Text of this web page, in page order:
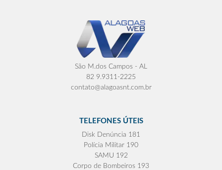
São M.dos Campos - AL
82 9.9311-2225
contato@alagoasnt.com.br
TELEFONES ÚTEIS
Disk Denúncia 181
Polícia Militar 190
SAMU 192
Corpo de Bombeiros 193